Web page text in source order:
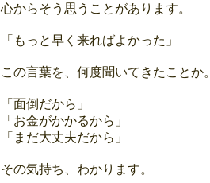
心からそう思うことがあります。
「もっと早く来ればよかった」
この言葉を、何度聞いてきたことか。
「面倒だから」
「お金がかかるから」
「まだ大丈夫だから」
その気持ち、わかります。